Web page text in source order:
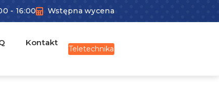
- 16:00 Wstępna wycena
Kontakt
Teletechnika